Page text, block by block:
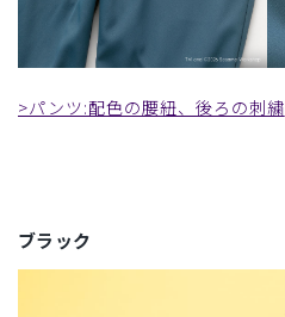
>パンツ:配色の腰紐、後ろの刺繍
ブラック